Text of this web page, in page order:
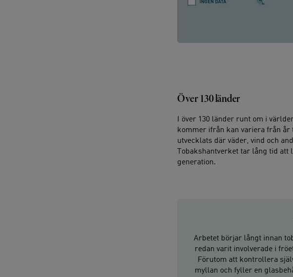
Över 130 länder
I över 130 länder runt om i
kommer ifrån kan variera från
utvecklats där väder, vind och
Tobakshantverket tar lång tid
generation.
Arbetet börjar långt innan
redan varit involverade i
Förutom att kontrollera
myllan och fyller en